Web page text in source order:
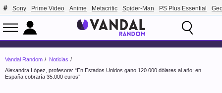
Sony Prime Video Anime Metacritic Spider-Man PS Plus Essential
Vandal Random
Noticias
Alexandra López, profesora: “En Estados Unidos gano 120.000 dólares al año; en
España cobraría 35.000 euros”